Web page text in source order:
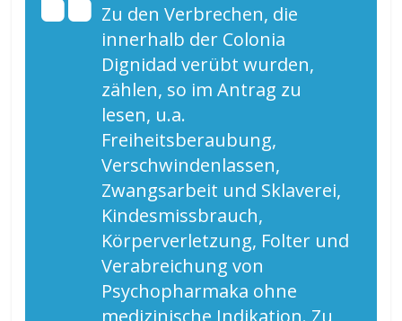
Zu den Verbrechen, die
innerhalb der Colonia
Dignidad verübt wurden,
zählen, so im Antrag zu
lesen, u.a.
Freiheitsberaubung,
Verschwindenlassen,
Zwangsarbeit und Sklaverei,
Kindesmissbrauch,
Körperverletzung, Folter und
Verabreichung von
Psychopharmaka ohne
medizinische Indikation. Zu